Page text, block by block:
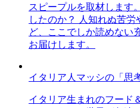
スピープルを取材します
したのか？ 人知れぬ苦
ど、ここでしか読めない
お届けします。
イタリア人マッシの「思
イタリア生まれのフード